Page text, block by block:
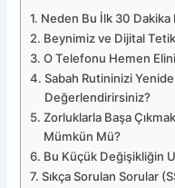
Neden Bu İlk 30 Dakika
Beynimiz ve Dijital
O Telefonu Hemen
Sabah Rutininizi
Değerlendirirsiniz?
Zorluklarla Başa
Mümkün Mü?
Bu Küçük Değişikliğin
Sıkça Sorulan Sorular